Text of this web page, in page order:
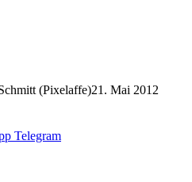
(Pixelaffe)21. Mai 2012
Telegram